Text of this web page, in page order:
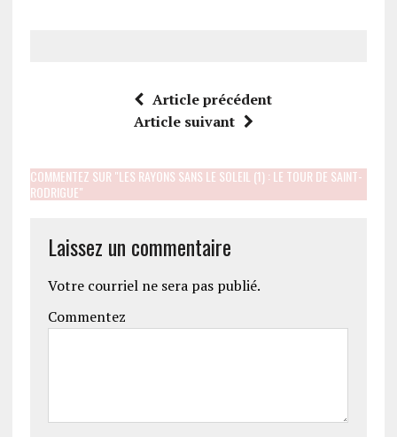
Article précédent
Article suivant
COMMENTEZ SUR "LES RAYONS SANS LE SOLEIL (1) : LE TOUR DE SAINT-
RODRIGUE"
Laissez un commentaire
Votre courriel ne sera pas publié.
Commentez